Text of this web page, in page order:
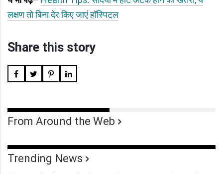
लक्षण तो बिना देर किए जाएं हॉस्पिटल
Share this story
From Around the Web
Trending News